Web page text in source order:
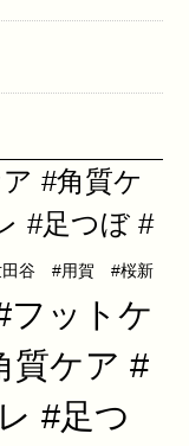
#角質ケ
#足つぼ #
田谷 #用賀 #桜新
フットケ
質ケア #
#足つ